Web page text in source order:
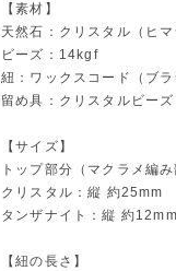
【素材】
天然石：クリスタル（ヒ
ビーズ：14kgf
紐：ワックスコード（ブラ
留め具：クリスタルビーズ
【サイズ】
トップ部分（マクラメ編
クリスタル：縦 約25mm
タンザナイト：縦 約
【紐の長さ】